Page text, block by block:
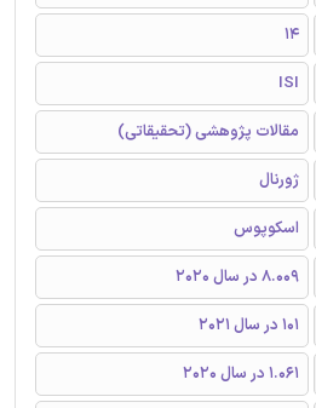
14
ISI
مقالات پژوهشی (تحقیقاتی)
ژورنال
اسکوپوس
8.009 در سال 2020
101 در سال 2021
1.061 در سال 2020